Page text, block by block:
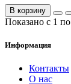
В корзину
Показано с 1
Информация
Контакты
О нас